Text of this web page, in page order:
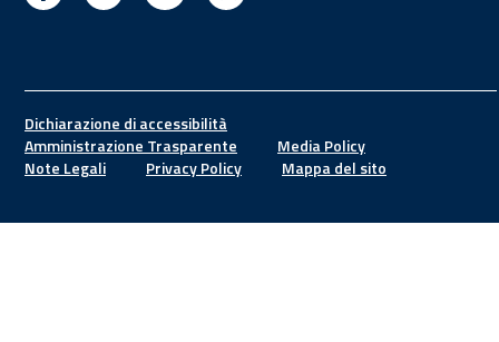
Footer
Dichiarazione di accessibilità
Amministrazione Trasparente
Media Policy
Note Legali
Privacy Policy Mappa del sito